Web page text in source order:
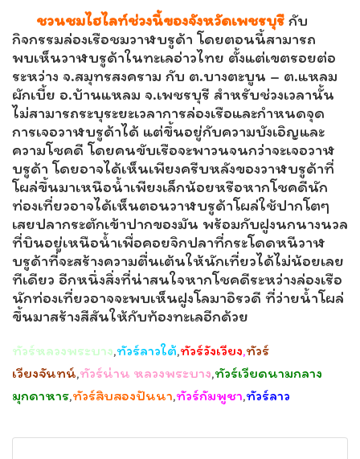
ชวนชมไฮไลท์ช่วงนี้ของจังหวัดเพชรบุรี กับ
กิจกรรมล่องเรือชมวาฬบรูด้า โดยตอนนี้สามารถ
พบเห็นวาฬบรูด้าในทะเลอ่าวไทย ตั้งแต่เขตรอยต่อ
ระหว่าง จ.สมุทรสงคราม กับ ต.บางตะบูน – ต.แหลม
ผักเบี้ย อ.บ้านแหลม จ.เพชรบุรี สำหรับช่วงเวลานั้น
ไม่สามารถระบุระยะเวลาการล่องเรือและกำหนดจุด
การเจอวาฬบรูด้าได้ แต่ขึ้นอยู่กับความบังเอิญและ
ความโชคดี โดยคนขับเรือจะพาวนจนกว่าจะเจอวาฬ
บรูด้า โดยอาจได้เห็นเพียงครีบหลังของวาฬบรูด้าที่
โผล่ขึ้นมาเหนือน้ำเพียงเล็กน้อยหรือหากโชคดีนัก
ท่องเที่ยวอาจได้เห็นตอนวาฬบรูด้าโผล่ใช้ปากโตๆ
เสยปลากระตักเข้าปากของมัน พร้อมกับฝูงนกนางนวล
ที่บินอยู่เหนือน้ำเพื่อคอยจิกปลาที่กระโดดหนีวาฬ
บรูด้าที่จะสร้างความตื่นเต้นให้นักเที่ยวได้ไม่น้อยเลย
ทีเดียว อีกหนึ่งสิ่งที่น่าสนใจหากโชคดีระหว่างล่องเรือ
นักท่องเที่ยวอาจจะพบเห็นฝูงโลมาอิรวดี ที่ว่ายน้ำโผล่
ขึ้นมาสร้างสีสันให้กับท้องทะเลอีกด้วย
ทัวร์หลวงพระบาง,ทัวร์ลาวใต้,ทัวร์วังเวียง,ทัวร์
เวียงจันทน์,ทัวร์น่าน หลวงพระบาง,ทัวร์เวียดนามกลาง
มุกดาหาร,ทัวร์สิบสองปันนา,ทัวร์กัมพูชา,ทัวร์ลาว